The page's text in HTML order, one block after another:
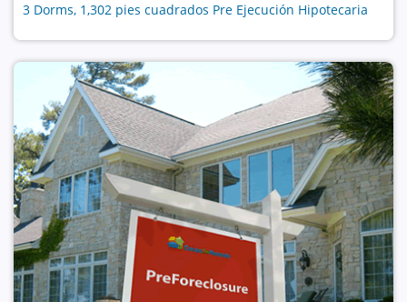
3 Dorms, 1,302 pies cuadrados Pre Ejecución Hipotecaria